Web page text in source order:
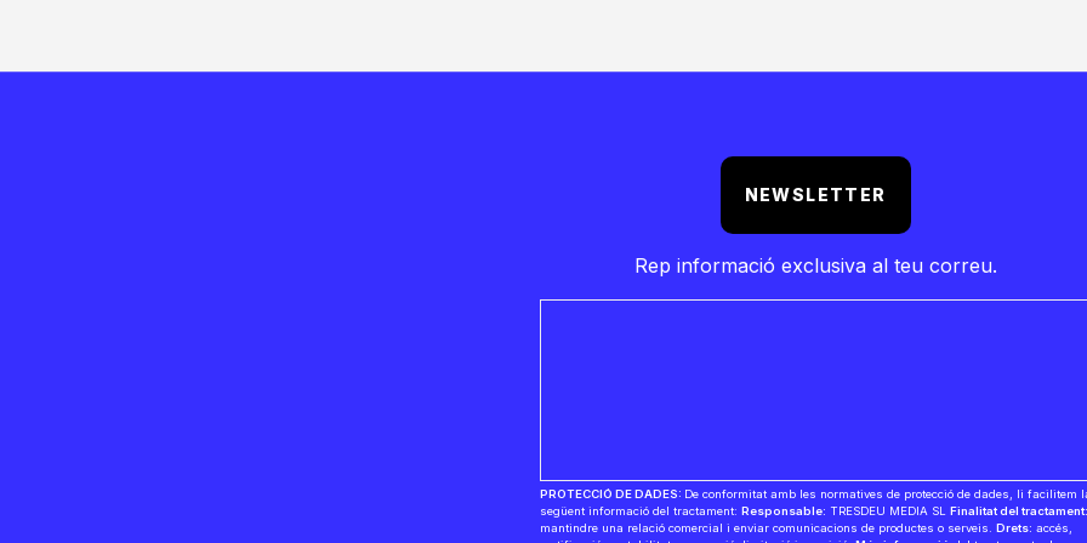
NEWSLETTER
Rep informació exclusiva al teu correu.
PROTECCIÓ DE DADES: De conformitat amb les normatives de protecció de dades, li facilitem
següent informació del tractament: Responsable: TRESDEU MEDIA SL Finalitat del tractament:
mantindre una relació comercial i enviar comunicacions de productes o serveis. Drets: accés,